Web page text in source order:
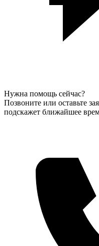
Нужна помощь сейчас?
Позвоните или оставьте
подскажет ближайшее